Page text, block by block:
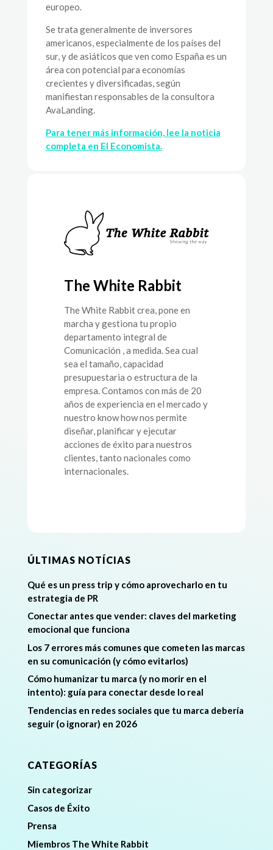
europeo.
Se trata generalmente de inversores
americanos, especialmente de los países del
sur, y de asiáticos que ven como España es un
área con potencial para economías
crecientes y diversificadas, según
manifiestan responsables de la consultora
AvaLanding.
Para tener más información, lee la noticia
completa en El Economista.
The White Rabbit
The White Rabbit crea, pone en
marcha y gestiona tu propio
departamento integral de
Comunicación , a medida. Sea cual
sea el tamaño, capacidad
presupuestaria o estructura de la
empresa. Contamos con más de 20
años de experiencia en el mercado y
nuestro know how nos permite
diseñar, planificar y ejecutar
acciones de éxito para nuestros
clientes, tanto nacionales como
internacionales.
ÚLTIMAS NOTÍCIAS
Qué es un press trip y cómo aprovecharlo en tu
estrategia de PR
Conectar antes que vender: claves del marketing
emocional que funciona
Los 7 errores más comunes que cometen las marcas
en su comunicación (y cómo evitarlos)
Cómo humanizar tu marca (y no morir en el
intento): guía para conectar desde lo real
Tendencias en redes sociales que tu marca debería
seguir (o ignorar) en 2026
CATEGORÍAS
Sin categorizar
Casos de Éxito
Prensa
Miembros The White Rabbit